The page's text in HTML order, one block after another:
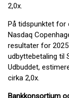
2,0x.
På tidspunktet for
Nasdaq
resultater for
udbyttebetaling til
Udbuddet,
cirka 2,0x.
Bankkonsortium